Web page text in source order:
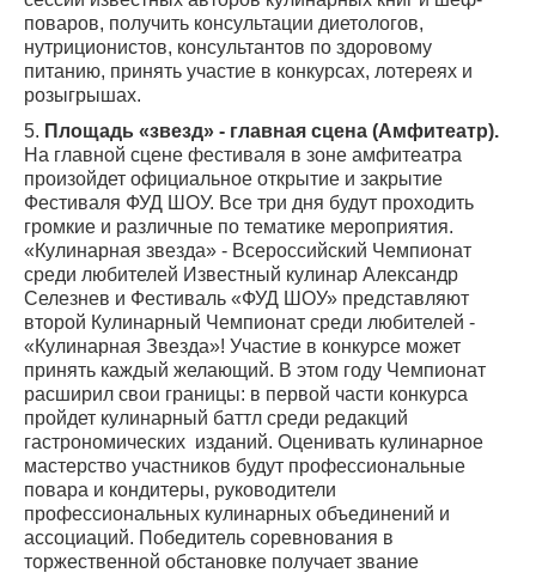
поваров, получить консультации диетологов,
нутриционистов, консультантов по здоровому
питанию, принять участие в конкурсах, лотереях и
розыгрышах.
5. Площадь «звезд» - главная сцена (Амфитеатр).
На главной сцене фестиваля в зоне амфитеатра
произойдет официальное открытие и закрытие
Фестиваля ФУД ШОУ. Все три дня будут проходить
громкие и различные по тематике мероприятия.
«Кулинарная звезда» - Всероссийский Чемпионат
среди любителей Известный кулинар Александр
Селезнев и Фестиваль «ФУД ШОУ» представляют
второй Кулинарный Чемпионат среди любителей -
«Кулинарная Звезда»! Участие в конкурсе может
принять каждый желающий. В этом году Чемпионат
расширил свои границы: в первой части конкурса
пройдет кулинарный баттл среди редакций
гастрономических изданий. Оценивать кулинарное
мастерство участников будут профессиональные
повара и кондитеры, руководители
профессиональных кулинарных объединений и
ассоциаций. Победитель соревнования в
торжественной обстановке получает звание